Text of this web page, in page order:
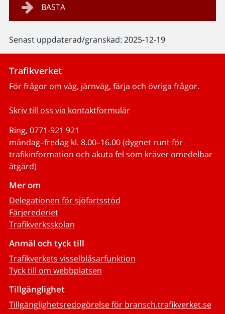
BASTA
Senast uppdaterad/granskad: 2025-12-19
Trafikverket
För frågor om väg, järnväg, färja och övriga frågor.
Skriv till oss via kontaktformulär
Ring, 0771-921 921
måndag–fredag kl. 8.00–16.00 (dygnet runt för
trafikinformation och akuta fel som kräver omedelbar
åtgärd)
Mer om
Delegationen för sjöfartsstöd
Färjerederiet
Trafikverksskolan
Anmäl och tyck till
Trafikverkets visselblåsarfunktion
Tyck till om webbplatsen
Tillgänglighet
Tillgänglighetsredogörelse för bransch.trafikverket.se